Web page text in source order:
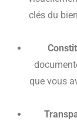
clés du
que vous